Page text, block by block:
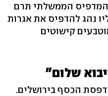
הממשלתי תרם
נהג להדפיס את אגרות
קישוטים
שלום"
67' החלה הדפסת הכסף בירושלים.